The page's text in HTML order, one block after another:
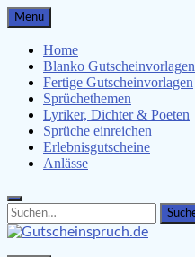
Skip
to
content
Menu
Home
Blanko Gutscheinvorlagen
Fertige Gutscheinvorlagen
Sprüchethemen
Lyriker, Dichter & Poeten
Sprüche einreichen
Erlebnisgutscheine
Anlässe
Search
for:
Search